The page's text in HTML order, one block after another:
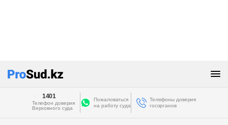
1401
Телефон доверия
Верховного суда
Пожаловаться
на работу суда
Телефоны доверия
госорганов